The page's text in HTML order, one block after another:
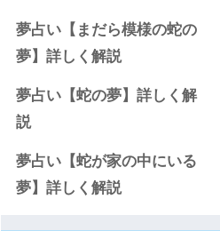
夢占い【まだら模様の蛇の
夢】詳しく解説
夢占い【蛇の夢】詳しく解
説
夢占い【蛇が家の中にいる
夢】詳しく解説